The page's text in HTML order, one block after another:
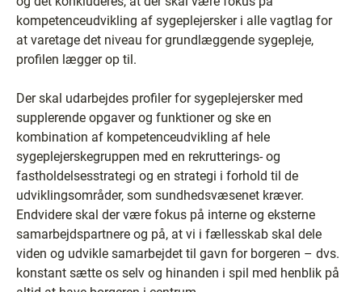
kompetenceudvikling af sygeplejersker i alle vagtlag for
at varetage det niveau for grundlæggende sygepleje,
profilen lægger op til.
Der skal udarbejdes profiler for sygeplejersker med
supplerende opgaver og funktioner og ske en
kombination af kompetenceudvikling af hele
sygeplejerskegruppen med en rekrutterings- og
fastholdelsesstrategi og en strategi i forhold til de
udviklingsområder, som sundhedsvæsenet kræver.
Endvidere skal der være fokus på interne og eksterne
samarbejdspartnere og på, at vi i fællesskab skal dele
viden og udvikle samarbejdet til gavn for borgeren – dvs.
konstant sætte os selv og hinanden i spil med henblik på